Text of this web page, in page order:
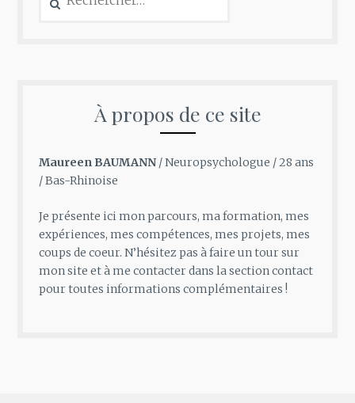
À propos de ce site
Maureen BAUMANN / Neuropsychologue / 28 ans
/ Bas-Rhinoise
Je présente ici mon parcours, ma formation, mes
expériences, mes compétences, mes projets, mes
coups de coeur. N’hésitez pas à faire un tour sur
mon site et à me contacter dans la section contact
pour toutes informations complémentaires !